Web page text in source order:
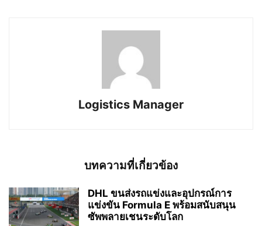
Logistics Manager
บทความที่เกี่ยวข้อง
DHL ขนส่งรถแข่งและอุปกรณ์การ
แข่งขัน Formula E พร้อมสนับสนุน
ซัพพลายเชนระดับโลก